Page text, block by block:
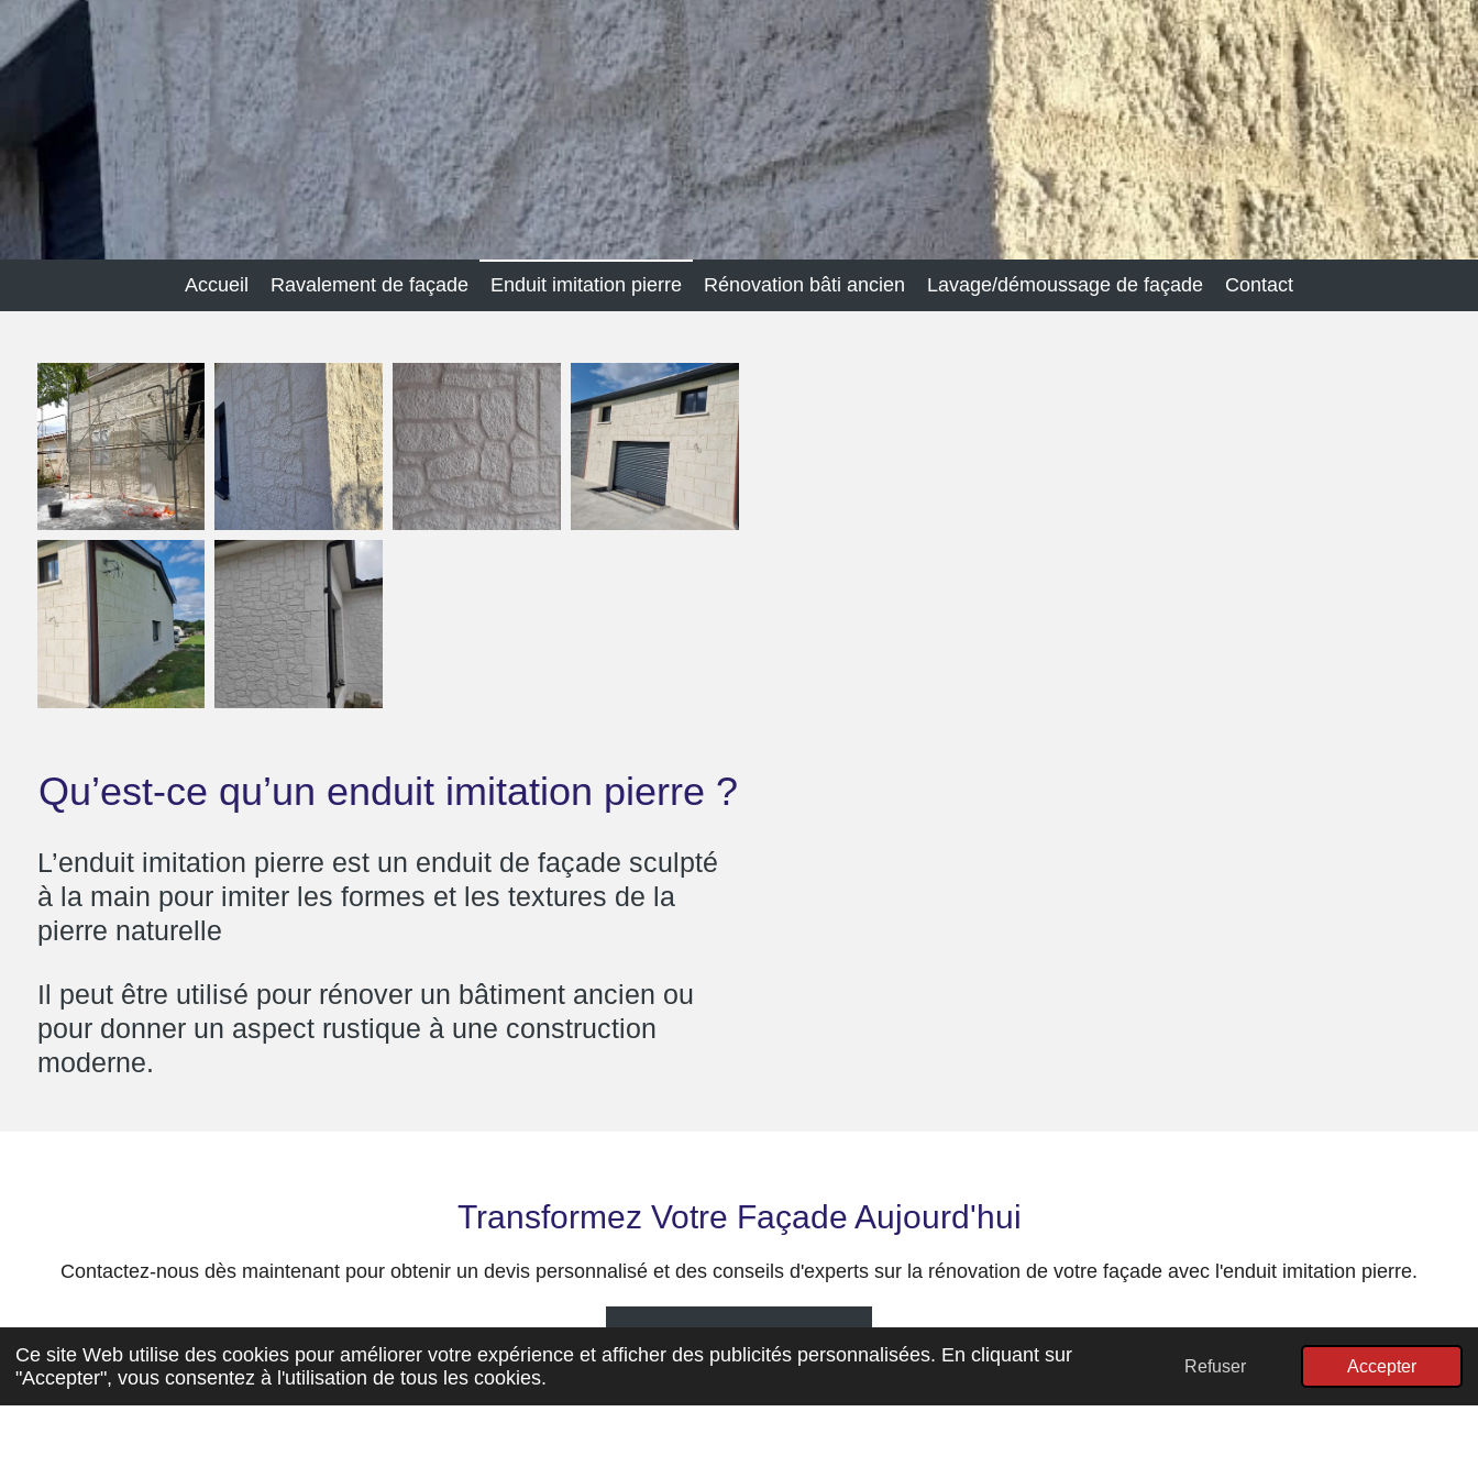
Ce site Web utilise des cookies pour améliorer votre expérience et afficher des publicités personnalisées. En cliquant sur
"Accepter", vous consentez à l'utilisation de tous les cookies.
Refuser Accepter
Accueil Ravalement de façade Enduit imitation pierre Rénovation bâti ancien Lavage/démoussage de façade Contact
Qu’est-ce qu’un enduit imitation pierre ?
L’enduit imitation pierre est un enduit de façade sculpté
à la main pour imiter les formes et les textures de la
pierre naturelle
Il peut être utilisé pour rénover un bâtiment ancien ou
pour donner un aspect rustique à une construction
moderne.
Transformez Votre Façade Aujourd'hui
Contactez-nous dès maintenant pour obtenir un devis personnalisé et des conseils d'experts sur la rénovation de votre façade avec l'enduit imitation pierre.